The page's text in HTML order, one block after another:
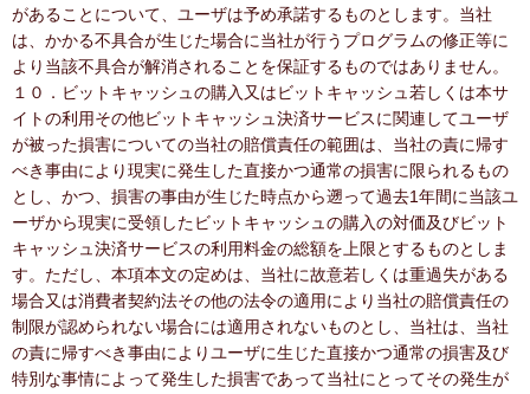
があることについて、ユーザは予め承諾するものとします。当社
は、かかる不具合が生じた場合に当社が行うプログラムの修正等に
より当該不具合が解消されることを保証するものではありません。
１０．ビットキャッシュの購入又はビットキャッシュ若しくは本サ
イトの利用その他ビットキャッシュ決済サービスに関連してユーザ
が被った損害についての当社の賠償責任の範囲は、当社の責に帰す
べき事由により現実に発生した直接かつ通常の損害に限られるもの
とし、かつ、損害の事由が生じた時点から遡って過去1年間に当該ユ
ーザから現実に受領したビットキャッシュの購入の対価及びビット
キャッシュ決済サービスの利用料金の総額を上限とするものとしま
す。ただし、本項本文の定めは、当社に故意若しくは重過失がある
場合又は消費者契約法その他の法令の適用により当社の賠償責任の
制限が認められない場合には適用されないものとし、当社は、当社
の責に帰すべき事由によりユーザに生じた直接かつ通常の損害及び
特別な事情によって発生した損害であって当社にとってその発生が